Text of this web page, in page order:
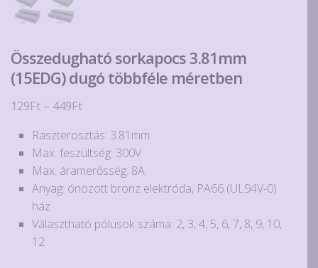
Összedugható sorkapocs 3.81mm
(15EDG) dugó többféle méretben
129Ft – 449FtÁrtartomány:
-
449Ft
Raszterosztás: 3.81mm
Max. feszültség: 300V
Max. áramerősség: 8A
Anyag: ónozott bronz elektróda, PA66 (UL94V-0)
ház
Választható pólusok száma: 2, 3, 4, 5, 6, 7, 8, 9, 10,
12